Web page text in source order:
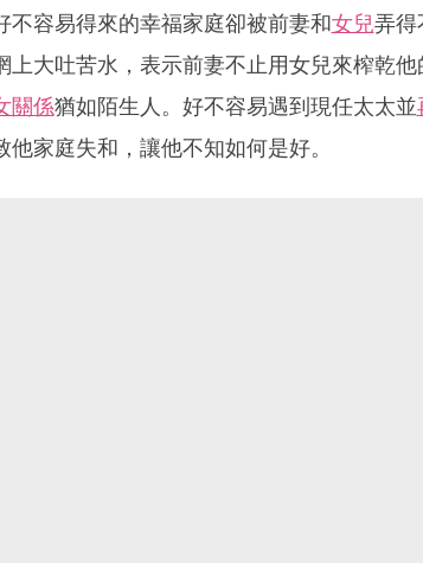
不容易得來的幸福家庭卻被前妻和女兒弄得
上大吐苦水，表示前妻不止用女兒來榨乾
關係猶如陌生人。好不容易遇到現任太太並
他家庭失和，讓他不知如何是好。